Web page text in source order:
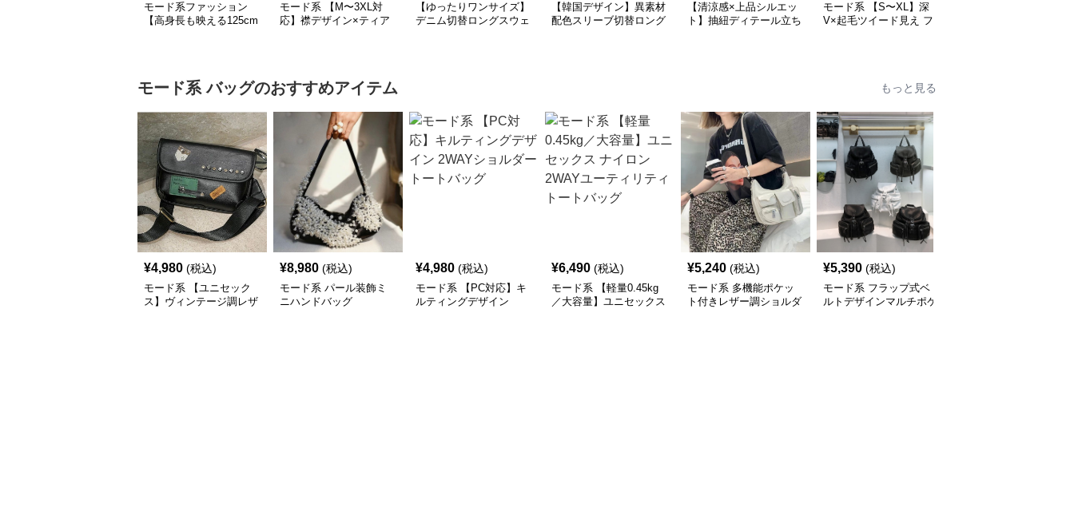
モード系ファッション
【高身長も映える125cm
モード系 【M〜3XL対
応】襟デザイン×ティア
【ゆったりワンサイズ】
デニム切替ロングスウェ
【韓国デザイン】異素材
配色スリーブ切替ロング
【清涼感×上品シルエッ
ト】抽紐ディテール立ち
モード系 【S〜XL】深
V×起毛ツイード見え フ
モード系 バッグのおすすめアイテム もっと見る
¥4,980 (税込)
モード系 【ユニセック
ス】ヴィンテージ調レザ
¥8,980 (税込)
モード系 パール装飾ミ
ニハンドバッグ
¥4,980 (税込)
モード系 【PC対応】キ
ルティングデザイン
¥6,490 (税込)
モード系 【軽量0.45kg
／大容量】ユニセックス
¥5,240 (税込)
モード系 多機能ポケッ
ト付きレザー調ショルダ
¥5,390 (税込)
モード系 フラップ式ベ
ルトデザインマルチポケ